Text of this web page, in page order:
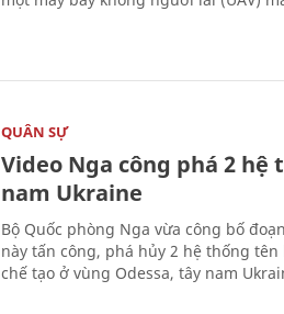
QUÂN SỰ
Video Nga công phá 2
nam Ukraine
Bộ Quốc phòng Nga vừa công bố
này tấn công, phá hủy 2 hệ thống
chế tạo ở vùng Odessa, tây nam